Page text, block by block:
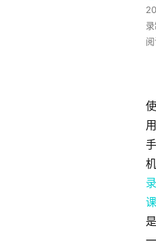
使
用
手
机
录
课
是
一